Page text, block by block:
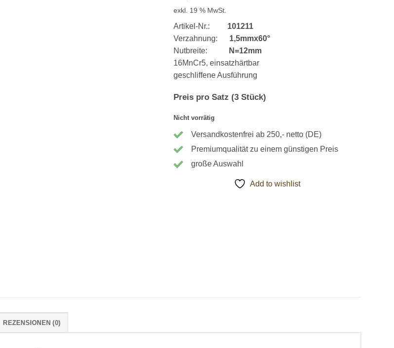
exkl. 19 % MwSt.
Artikel-Nr.: 101211
Verzahnung: 1,5mmx60°
Nutbreite:
N=12mm
16MnCr5, einsatzhärtbar
geschliffene Ausführung
Preis pro Satz (3 Stück)
Nicht vorrätig
Versandkostenfrei ab 250,- netto (DE)
Premiumqualität zu einem günstigen Preis
große Auswahl
Add to wishlist
REZENSIONEN (0)